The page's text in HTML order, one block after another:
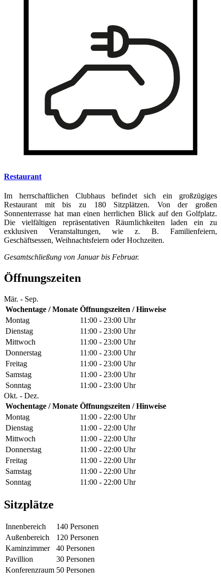
Restaurant
Im herrschaftlichen Clubhaus befindet sich ein großzügiges
Restaurant mit bis zu 180 Sitzplätzen. Von der großen
Sonnenterrasse hat man einen herrlichen Blick auf den Golfplatz.
Die vielfältigen repräsentativen Räumlichkeiten laden ein zu
exklusiven Veranstaltungen, wie z. B. Familienfeiern,
Geschäftsessen, Weihnachtsfeiern oder Hochzeiten.
Gesamtschließung von Januar bis Februar.
Öffnungszeiten
Mär. - Sep.
Wochentage / Monate Öffnungszeiten / Hinweise
Montag
11:00 - 23:00 Uhr
Dienstag
11:00 - 23:00 Uhr
Mittwoch
11:00 - 23:00 Uhr
Donnerstag
11:00 - 23:00 Uhr
Freitag
11:00 - 23:00 Uhr
Samstag
11:00 - 23:00 Uhr
Sonntag
11:00 - 23:00 Uhr
Okt. - Dez.
Wochentage / Monate Öffnungszeiten / Hinweise
Montag
11:00 - 22:00 Uhr
Dienstag
11:00 - 22:00 Uhr
Mittwoch
11:00 - 22:00 Uhr
Donnerstag
11:00 - 22:00 Uhr
Freitag
11:00 - 22:00 Uhr
Samstag
11:00 - 22:00 Uhr
Sonntag
11:00 - 22:00 Uhr
Sitzplätze
Innenbereich
140 Personen
Außenbereich
120 Personen
Kaminzimmer
40 Personen
Pavillion
30 Personen
Konferenzraum 50 Personen